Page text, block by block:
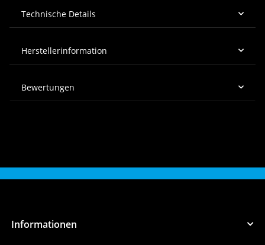
Technische Details
Herstellerinformation
Bewertungen
Informationen